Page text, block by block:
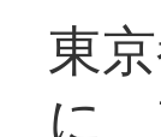
東
に